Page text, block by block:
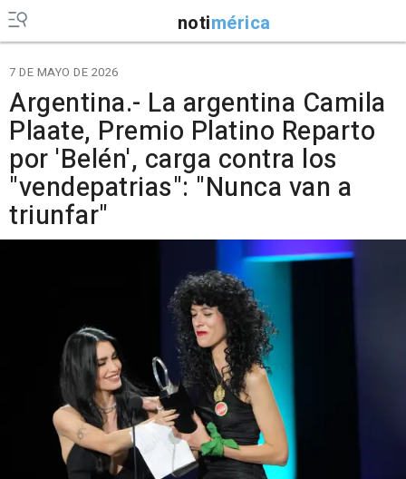
notimérica
7 DE MAYO DE 2026
Argentina.- La argentina Camila
Plaate, Premio Platino Reparto
por 'Belén', carga contra los
"vendepatrias": "Nunca van a
triunfar"